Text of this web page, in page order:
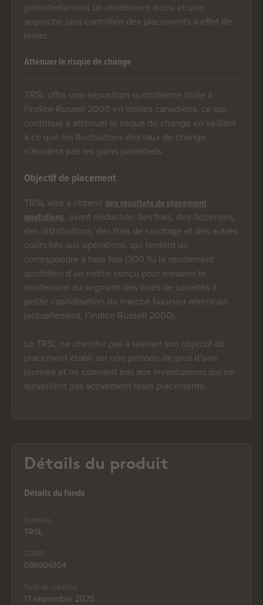
potentiellement un rendement accru et une
approche plus contrôlée des placements à effet de
levier.
Atténuer le risque de change
TRSL offre une exposition quotidienne triple à
l'indice Russell 2000 en dollars canadiens, ce qui
contribue à atténuer le risque de change en veillant
à ce que les fluctuations des taux de change
n'érodent pas les gains potentiels.
Objectif de placement
TRSL vise à obtenir des résultats de placement
quotidiens, avant déduction des frais, des dépenses,
des distributions, des frais de courtage et des autres
coûts liés aux opérations, qui tentent de
correspondre à trois fois (300 %) le rendement
quotidien d’un indice conçu pour mesurer le
rendement du segment des titres de sociétés à
petite capitalisation du marché boursier américain
(actuellement, l’indice Russell 2000).
Le TRSL ne cherche pas à réaliser son objectif de
placement établi sur une période de plus d’une
journée et ne convient pas aux investisseurs qui ne
surveillent pas activement leurs placements.
Détails du produit
Détails du fonds
TRSL
086906104
17 septembre 2025